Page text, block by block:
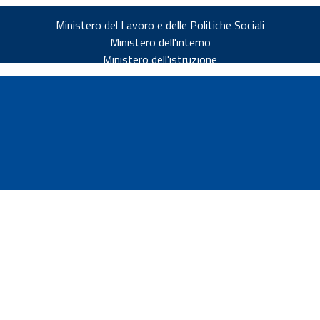
Ministero del Lavoro e delle Politiche Sociali
Ministero dell'interno
Ministero dell'istruzione